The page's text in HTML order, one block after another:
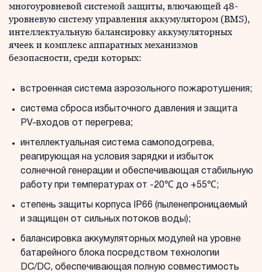
многоуровневой системой защиты, влючающей 48-
уровневую систему управления аккумулятором (BMS),
интеллектуальную балансировку аккумуляторных
ячеек и комплекс аппаратных механизмов
безопасности, среди которых:
встроенная система аэрозольного пожаротушения;
система сброса избыточного давления и защита
PV-входов от перегрева;
интеллектуальная система самоподогрева,
реагирующая на условия зарядки и избыток
солнечной генерации и обеспечивающая стабильную
работу при температурах от -20℃ до +55℃;
степень защиты корпуса IP66 (пыленепроницаемый
и защищен от сильных потоков воды);
балансировка аккумуляторных модулей на уровне
батарейного блока посредством технологии
DC/DC, обеспечивающая полную совместимость